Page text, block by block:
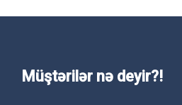
Müştərilər nə deyir?!